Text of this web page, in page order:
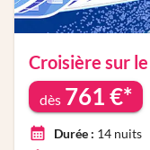
Croisière sur le
dès 761 €*
Durée : 14 nuits